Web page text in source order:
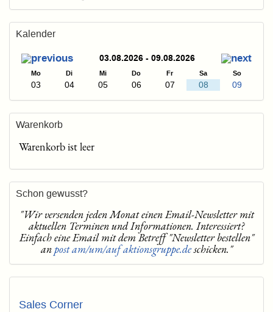
Kalender
03.08.2026 - 09.08.2026
Mo Di Mi Do Fr Sa So
03 04 05 06 07 08 09
Warenkorb
Warenkorb ist leer
Schon gewusst?
"Wir versenden jeden Monat einen Email-Newsletter mit
aktuellen Terminen und Informationen. Interessiert?
Einfach eine Email mit dem Betreff "Newsletter bestellen"
anpost am/um/auf aktionsgruppe.deschicken."
Sales Corner